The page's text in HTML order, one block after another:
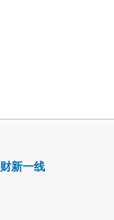
财新一线